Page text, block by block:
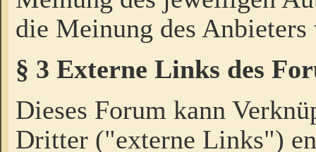
die Meinung des Anbieters
§ 3 Externe Links des
Dieses Forum kann
Dritter ("externe Links")